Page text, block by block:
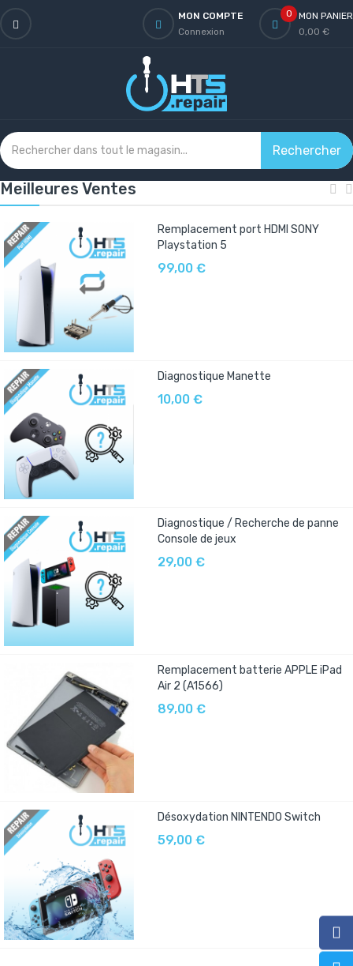
0
MON PANIER
0,00 €
MON COMPTE
Connexion
Rechercher
Meilleures Ventes
Remplacement port HDMI SONY
Playstation 5
99,00 €
Diagnostique Manette
10,00 €
Diagnostique / Recherche de panne
Console de jeux
29,00 €
Remplacement batterie APPLE iPad
Air 2 (A1566)
89,00 €
Désoxydation NINTENDO Switch
59,00 €